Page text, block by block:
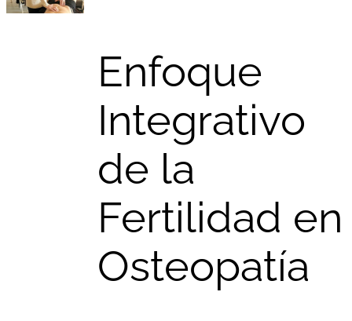
Enfoque
Integrativo
de la
Fertilidad en
Osteopatía